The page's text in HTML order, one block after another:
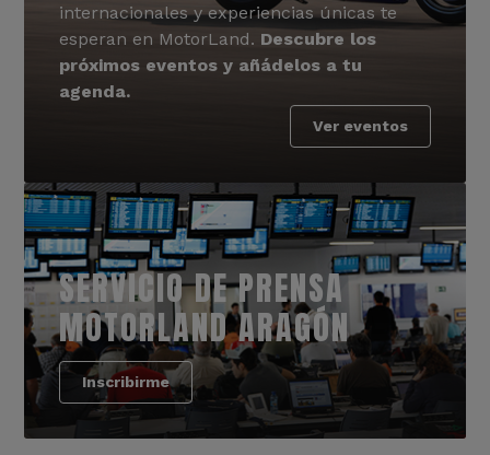
internacionales y experiencias únicas te
esperan en MotorLand. Descubre los
próximos eventos y añádelos a tu
agenda.
Ver eventos
SERVICIO DE PRENSA
MOTORLAND ARAGÓN
Inscribirme